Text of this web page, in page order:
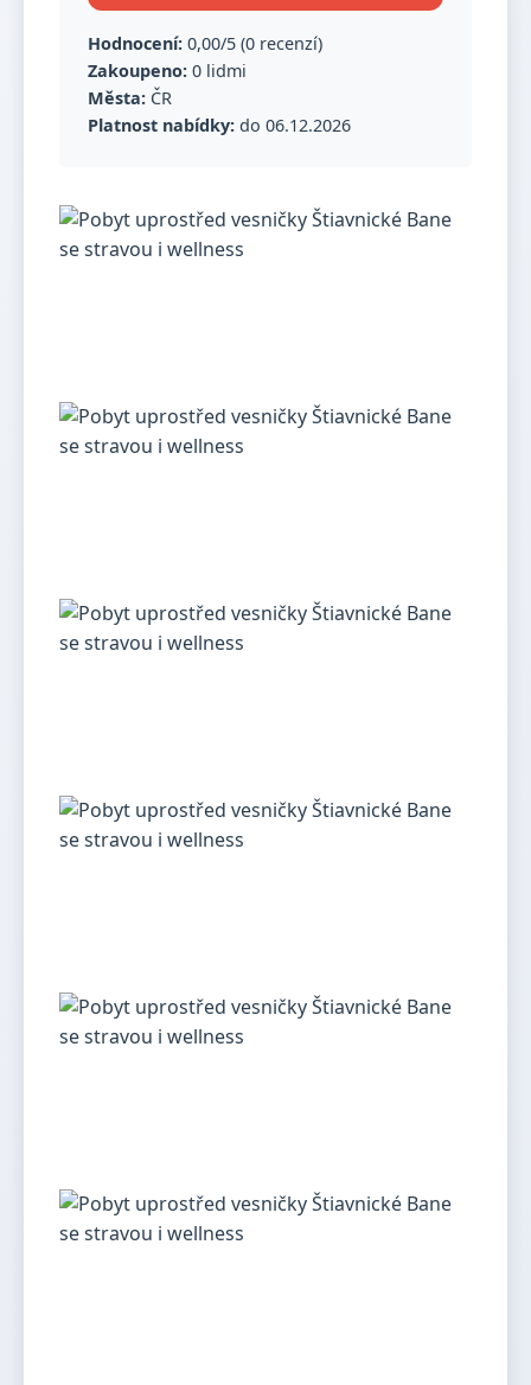
Hodnocení: 0,00/5 (0 recenzí)
Zakoupeno: 0 lidmi
Města: ČR
Platnost nabídky: do 06.12.2026